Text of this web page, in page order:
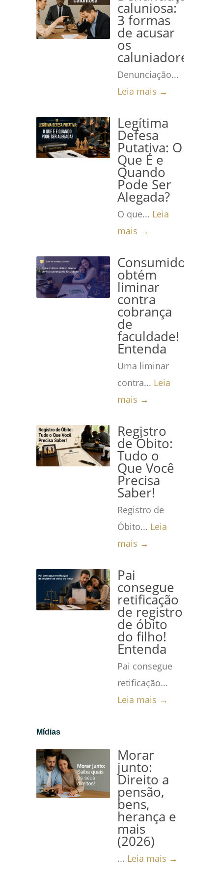
caluniosa:
3 formas
de acusar
os
caluniadores
Denunciação...
Leia mais →
Legítima
Defesa
Putativa: O
Que É e
Quando
Pode Ser
Alegada?
O que... Leia
mais →
Consumidora
obtém
liminar
contra
cobrança
de
faculdade!
Entenda
Uma liminar
contra... Leia
mais →
Registro
de Óbito:
Tudo o
Que Você
Precisa
Saber!
Registro de
Óbito... Leia
mais →
Pai
consegue
retificação
de registro
de óbito
do filho!
Entenda
Pai consegue
retificação...
Leia mais →
Mídias
Morar
junto:
Direito a
pensão,
bens,
herança e
mais
(2026)
... Leia mais →